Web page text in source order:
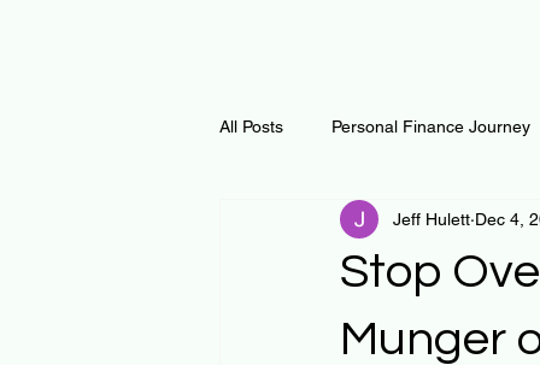
All Posts Personal Finance Journey
Curiosity Journey Changing
Notes and Resources
Stop
Munger
Jeff Hulett Dec 4,